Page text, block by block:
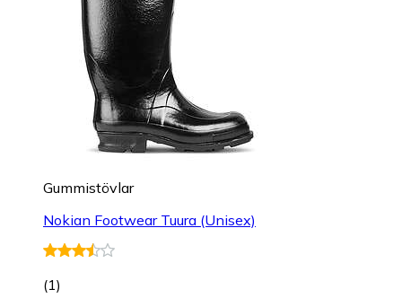
Gummistövlar
Nokian Footwear Tuura (Unisex)
(1)